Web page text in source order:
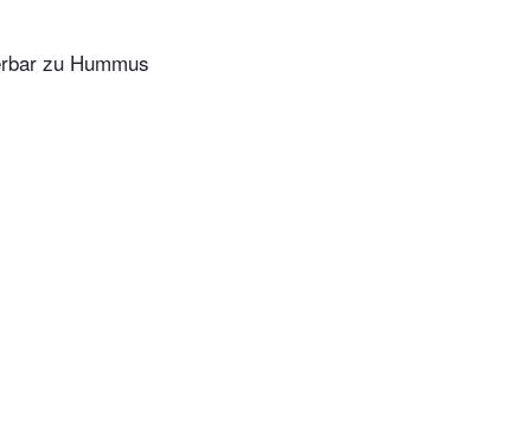
zu Hummus